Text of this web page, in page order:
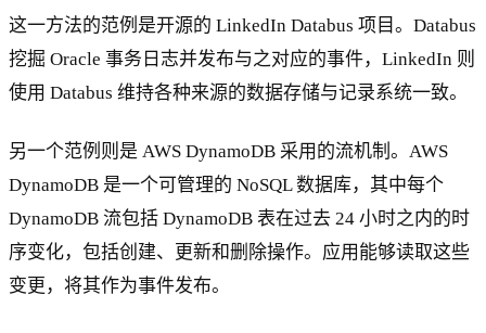
这一方法的范例是开源的 LinkedIn Databus 项目。Databus
挖掘 Oracle 事务日志并发布与之对应的事件，LinkedIn 则
使用 Databus 维持各种来源的数据存储与记录系统一致。
另一个范例则是 AWS DynamoDB 采用的流机制。AWS
DynamoDB 是一个可管理的 NoSQL 数据库，其中每个
DynamoDB 流包括 DynamoDB 表在过去 24 小时之内的时
序变化，包括创建、更新和删除操作。应用能够读取这些
变更，将其作为事件发布。